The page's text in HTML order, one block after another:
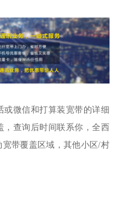
或微信和打算装宽带的详细
，查询后时间联系你，全西
带覆盖区域，其他小区/村